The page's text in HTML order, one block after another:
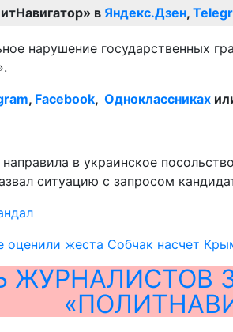
в Яндекс.Дзен,
нарушение государственных
, Facebook, Одноклассниках
в украинское
ситуацию с запросом
оценили жеста Собчак насчет
ЖУРНАЛИСТОВ